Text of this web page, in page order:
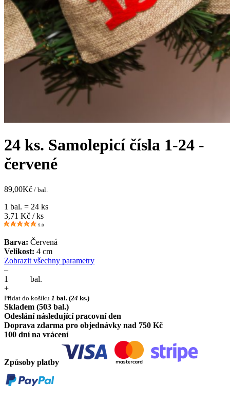
24 ks. Samolepicí čísla 1-24 -
červené
89,00Kč / bal.
1 bal. = 24 ks
3,71 Kč / ks
5.0
Barva: Červená
Velikost: 4 cm
Zobrazit všechny parametry
–
bal.
+
Přidat do košíku 1 bal. (24 ks.)
Skladem (503 bal.)
Odeslání následující pracovní den
Doprava zdarma pro objednávky nad 750 Kč
100 dní na vrácení
Způsoby platby